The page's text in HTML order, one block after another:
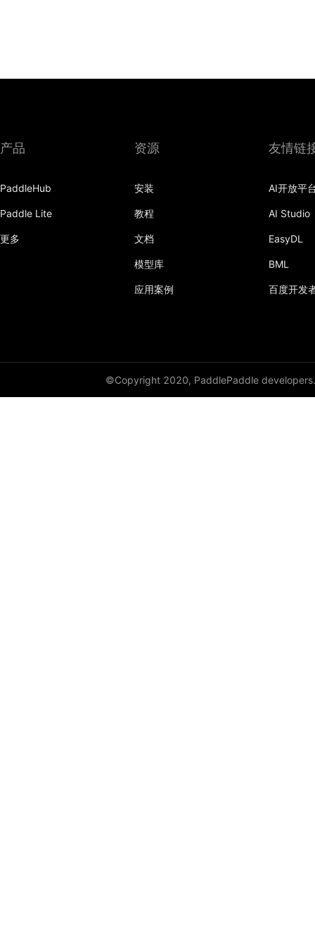
产品
PaddleHub
Paddle Lite
更多
资源
安装
教程
文档
模型库
应用案例
友情链
AI开放平
AI Studio
EasyDL
BML
百度开发
©Copyright 2020, PaddlePaddle developers.